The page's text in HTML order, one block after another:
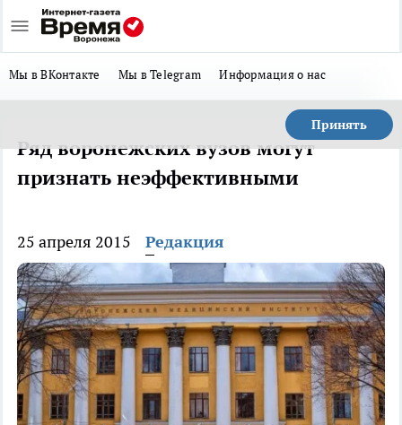
Мы в ВКонтакте Мы в Telegram Информация о нас
Принять
Ряд воронежских вузов могут
признать неэффективными
25 апреля 2015 Редакция